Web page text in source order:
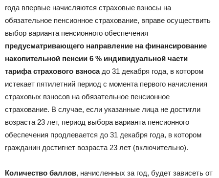
года впервые начисляются страховые взносы на
обязательное пенсионное страхование, вправе осуществить
выбор варианта пенсионного обеспечения
предусматривающего направление на финансирование
накопительной пенсии 6 % индивидуальной части
тарифа страхового взносадо 31 декабря года, в котором
истекает пятилетний период с момента первого начисления
страховых взносов на обязательное пенсионное
страхование. В случае, если указанные лица не достигли
возраста 23 лет, период выбора варианта пенсионного
обеспечения продлевается до 31 декабря года, в котором
гражданин достигнет возраста 23 лет (включительно).
Количество баллов, начисленных за год, будет зависеть от